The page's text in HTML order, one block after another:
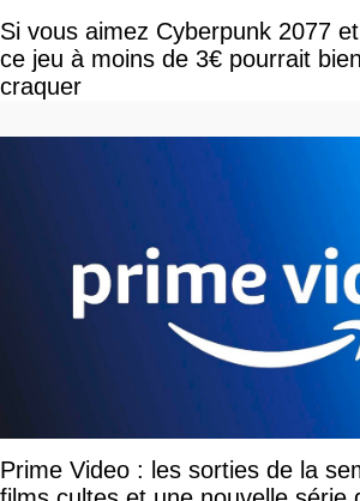
Si vous aimez Cyberpunk 2077
ce jeu à moins de 3€ pourrait
craquer
Prime Video : les sorties de la